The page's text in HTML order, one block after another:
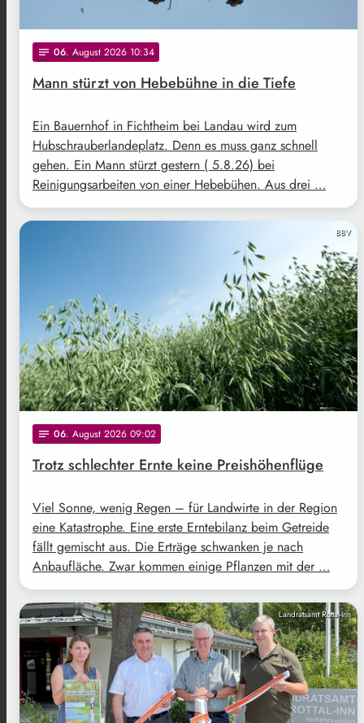
notes 06. August 2026 10:34
Mann stürzt von Hebebühne in die Tiefe
Ein Bauernhof in Fichtheim bei Landau wird zum
Hubschrauberlandeplatz. Denn es muss ganz schnell
gehen. Ein Mann stürzt gestern ( 5.8.26) bei
Reinigungsarbeiten von einer Hebebühen. Aus drei …
BBV
notes 06. August 2026 09:02
Trotz schlechter Ernte keine Preishöhenflüge
Viel Sonne, wenig Regen – für Landwirte in der Region
eine Katastrophe. Eine erste Erntebilanz beim Getreide
fällt gemischt aus. Die Erträge schwanken je nach
Anbaufläche. Zwar kommen einige Pflanzen mit der …
Landratsamt Rottal-Inn